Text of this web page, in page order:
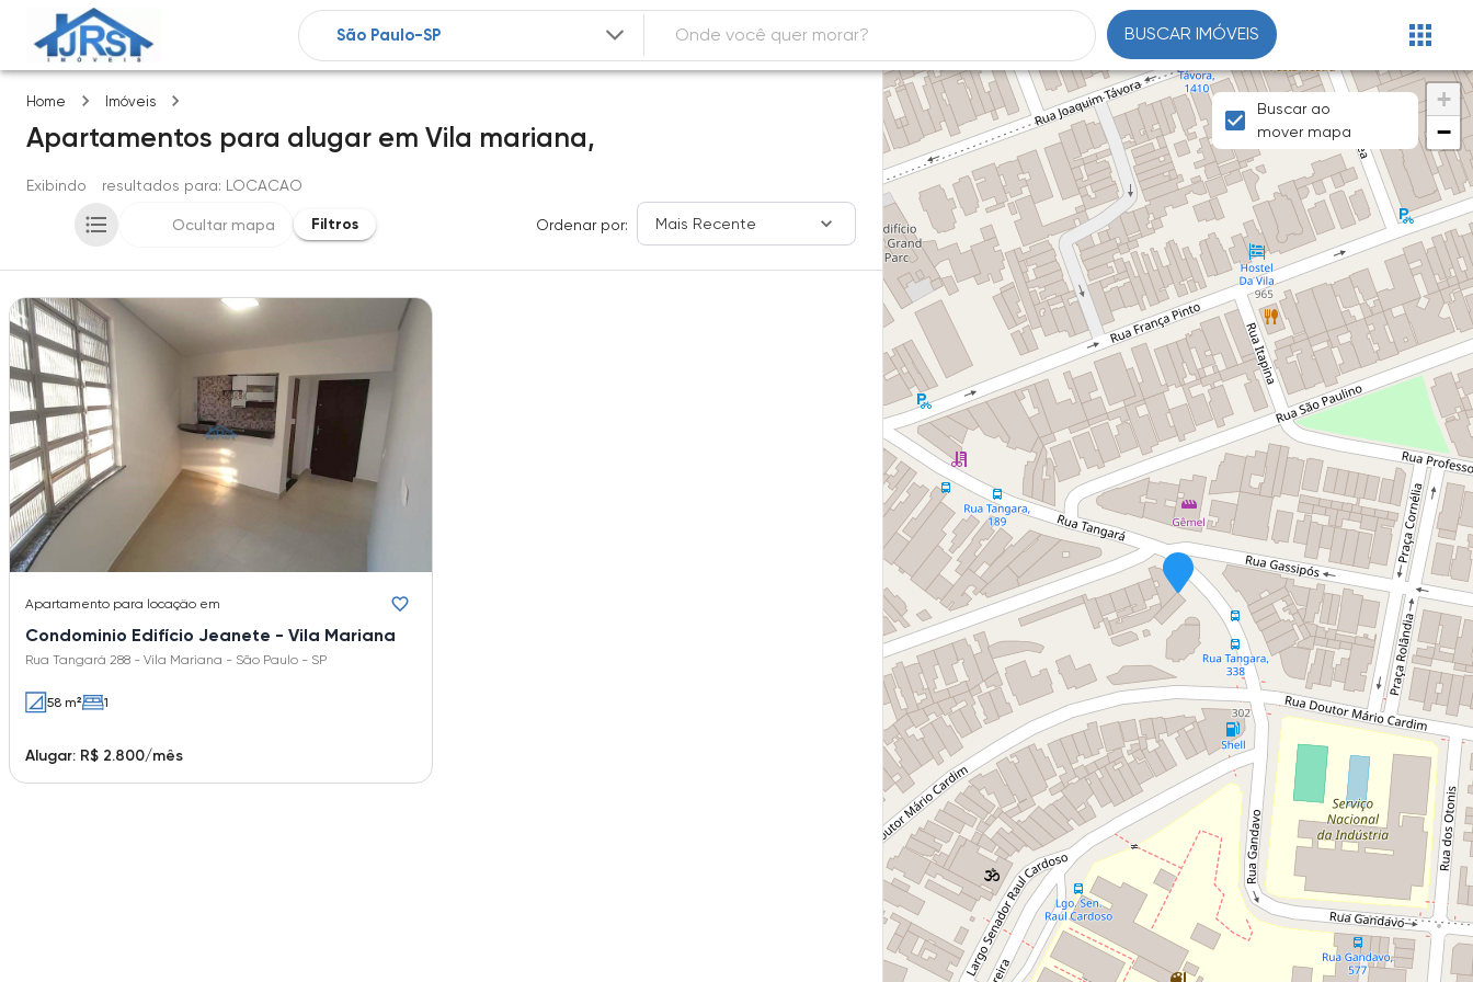
BUSCAR IMÓVEIS
Home Imóveis
Apartamentos para alugar em Vila mariana,
Exibindo resultados para: LOCACAO
Ocultar mapa Filtros Ordenar por: Mais Recente
Apartamento para locação em
Condominio Edifício Jeanete - Vila Mariana
Rua Tangará 288 - Vila Mariana - São Paulo - SP
58 m² 1
Alugar: R$ 2.800/mês
+
−
Buscar ao
mover mapa